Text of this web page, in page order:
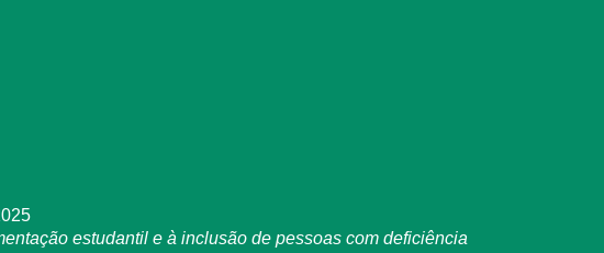
estudantil e à inclusão de pessoas com deficiência